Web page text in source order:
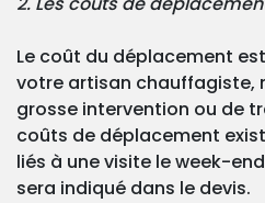
Le coût du déplacement
votre artisan chauffagiste,
grosse intervention ou de
coûts de déplacement
liés à une visite le week-
sera indiqué dans le devis.